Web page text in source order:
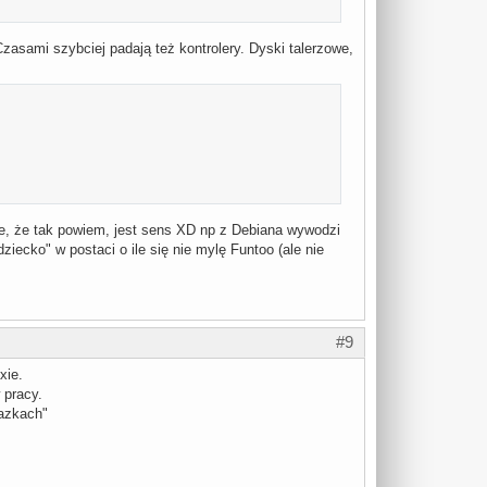
szybciej padają też kontrolery. Dyski talerzowe,
że tak powiem, jest sens XD np z Debiana wywodzi
w postaci o ile się nie mylę Funtoo (ale nie
#9